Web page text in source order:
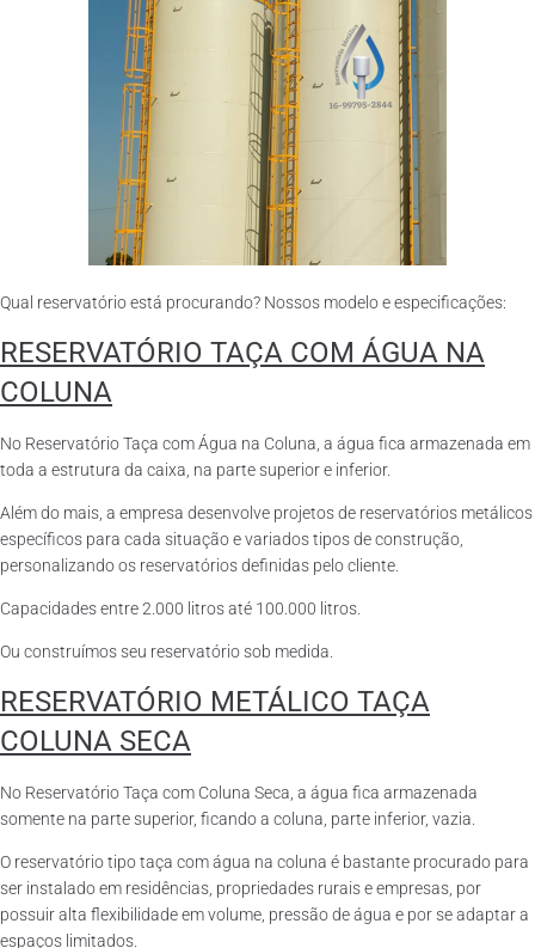
Qual reservatório está procurando? Nossos modelo e especificações:
RESERVATÓRIO TAÇA COM ÁGUA NA
COLUNA
No Reservatório Taça com Água na Coluna, a água fica armazenada em
toda a estrutura da caixa, na parte superior e inferior.
Além do mais, a empresa desenvolve projetos de reservatórios metálicos
específicos para cada situação e variados tipos de construção,
personalizando os reservatórios definidas pelo cliente.
Capacidades entre 2.000 litros até 100.000 litros.
Ou construímos seu reservatório sob medida.
RESERVATÓRIO METÁLICO TAÇA
COLUNA SECA
No Reservatório Taça com Coluna Seca, a água fica armazenada
somente na parte superior, ficando a coluna, parte inferior, vazia.
O reservatório tipo taça com água na coluna é bastante procurado para
ser instalado em residências, propriedades rurais e empresas, por
possuir alta flexibilidade em volume, pressão de água e por se adaptar a
espaços limitados.